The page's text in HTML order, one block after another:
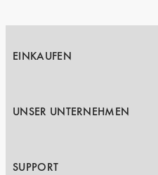
EINKAUFEN
UNSER UNTERNEHMEN
SUPPORT